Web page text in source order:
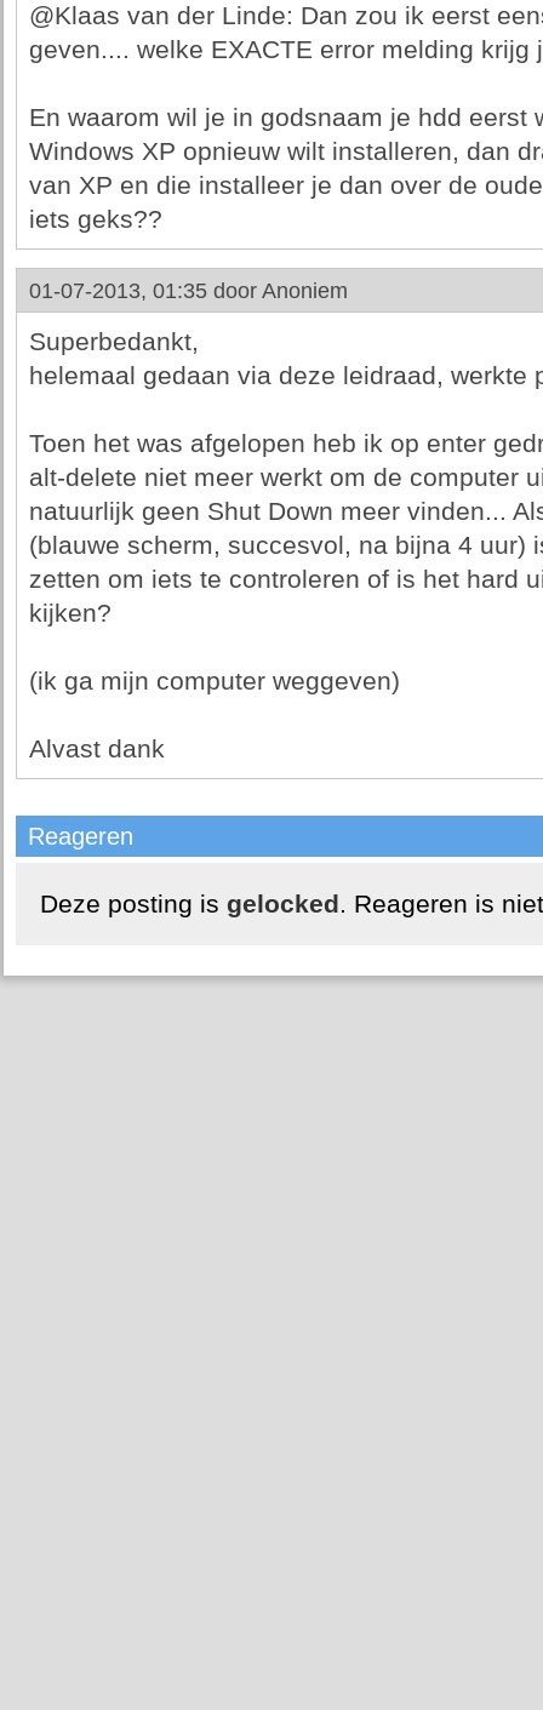
@Klaas van der Linde: Dan zou ik eerst
geven.... welke EXACTE error melding krijg
En waarom wil je in godsnaam je hdd eerst
Windows XP opnieuw wilt installeren, dan
van XP en die installeer je dan over de
iets geks??
01-07-2013, 01:35 door Anoniem
Superbedankt,
helemaal gedaan via deze leidraad, werkte
Toen het was afgelopen heb ik op enter
alt-delete niet meer werkt om de computer
natuurlijk geen Shut Down meer vinden...
(blauwe scherm, succesvol, na bijna 4 uur)
zetten om iets te controleren of is het hard
kijken?
(ik ga mijn computer weggeven)
Alvast dank
Reageren
Deze posting is gelocked. Reageren is